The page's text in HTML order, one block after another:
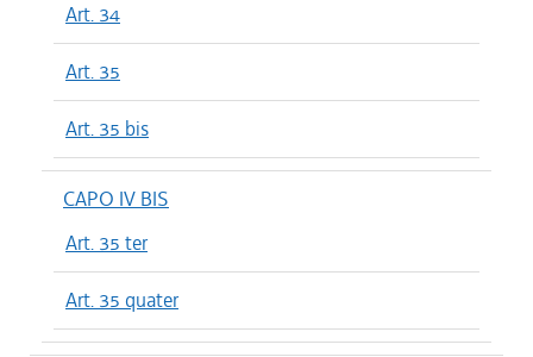
Art. 34
Art. 35
Art. 35 bis
CAPO IV BIS
Art. 35 ter
Art. 35 quater